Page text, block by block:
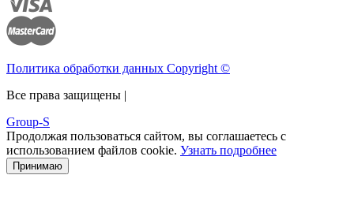
Политика обработки данных Copyright ©
Все права защищены |
Group-S
Продолжая пользоваться сайтом, вы соглашаетесь с
использованием файлов cookie. Узнать подробнее
Принимаю